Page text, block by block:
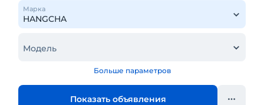
Марка
Модель
Больше параметров
Показать объявления